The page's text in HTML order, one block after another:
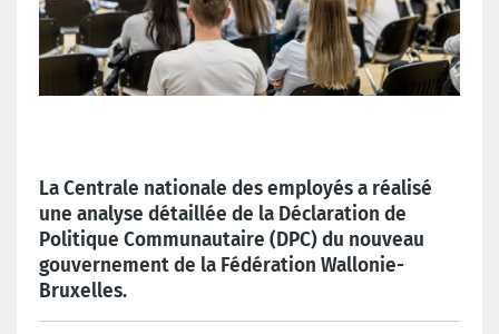
La Centrale nationale des employés a réalisé
une analyse détaillée de la Déclaration de
Politique Communautaire (DPC) du nouveau
gouvernement de la Fédération Wallonie-
Bruxelles.